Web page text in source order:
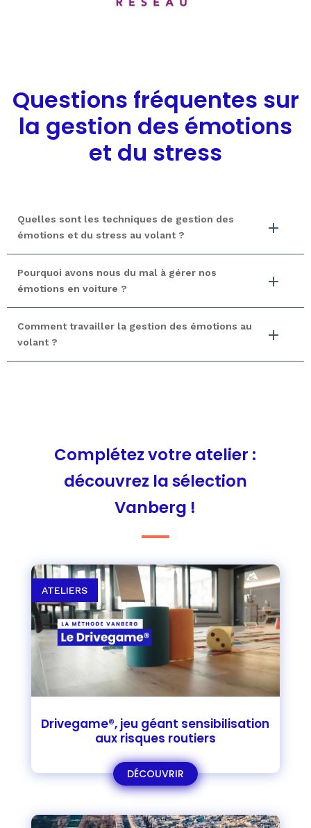
Questions fréquentes sur
la gestion des émotions
et du stress
Quelles sont les techniques de gestion des
émotions et du stress au volant ?
Pourquoi avons nous du mal à gérer nos
émotions en voiture ?
Comment travailler la gestion des émotions au
volant ?
Complétez votre atelier :
découvrez la sélection
Vanberg !
ATELIERS
Drivegame®, jeu géant sensibilisation
aux risques routiers
DÉCOUVRIR